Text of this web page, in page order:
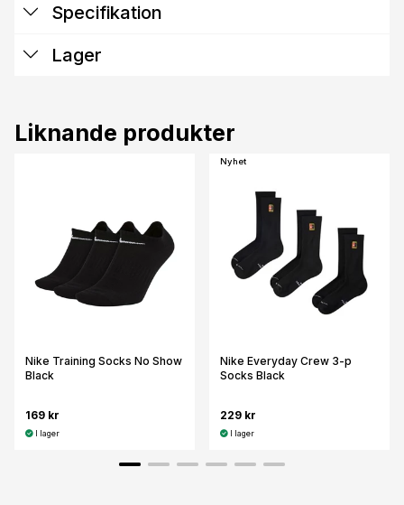
Specifikation
Lager
Liknande produkter
Nike Training Socks No Show
Black
169 kr
I lager
Nyhet
Nike Everyday Crew 3-p
Socks Black
229 kr
I lager